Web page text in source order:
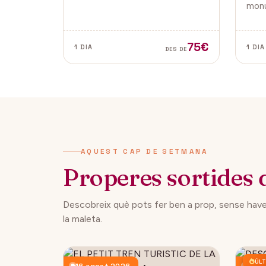
del Nadal.
1 DIA DES DE75€ 1 DIA
AQUEST CAP DE SETMANA
Properes sortides
Descobreix què pots fer ben a prop, sense
la maleta.